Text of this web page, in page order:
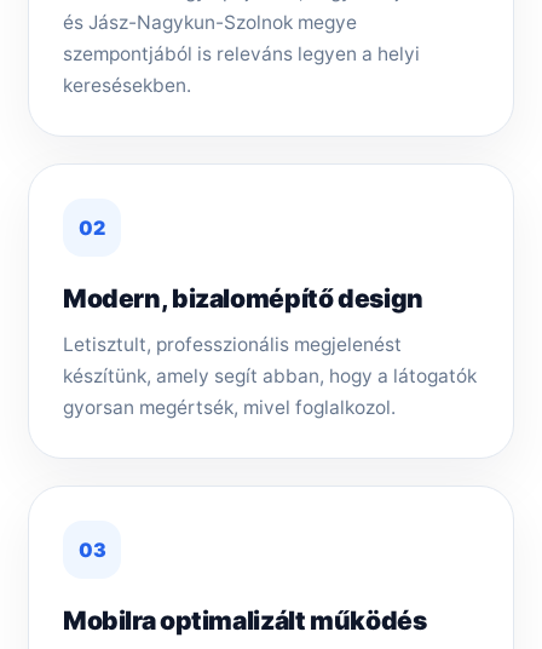
és Jász-Nagykun-Szolnok megye
szempontjából is releváns legyen a helyi
keresésekben.
02
Modern, bizalomépítő design
Letisztult, professzionális megjelenést
készítünk, amely segít abban, hogy a látogatók
gyorsan megértsék, mivel foglalkozol.
03
Mobilra optimalizált működés